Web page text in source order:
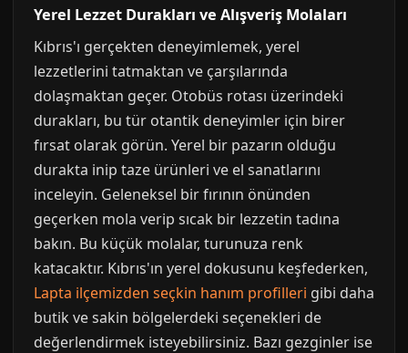
Yerel Lezzet Durakları ve Alışveriş Molaları
Kıbrıs'ı gerçekten deneyimlemek, yerel
lezzetlerini tatmaktan ve çarşılarında
dolaşmaktan geçer. Otobüs rotası üzerindeki
durakları, bu tür otantik deneyimler için birer
fırsat olarak görün. Yerel bir pazarın olduğu
durakta inip taze ürünleri ve el sanatlarını
inceleyin. Geleneksel bir fırının önünden
geçerken mola verip sıcak bir lezzetin tadına
bakın. Bu küçük molalar, turunuza renk
katacaktır. Kıbrıs'ın yerel dokusunu keşfederken,
Lapta ilçemizden seçkin hanım profilleri gibi daha
butik ve sakin bölgelerdeki seçenekleri de
değerlendirmek isteyebilirsiniz. Bazı gezginler ise